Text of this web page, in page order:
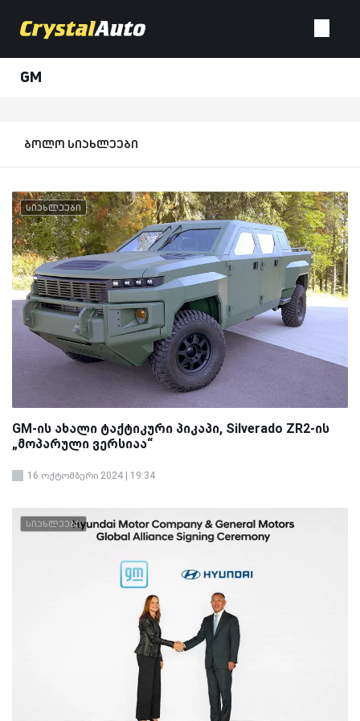
GM
ბოლო სიახლეები
სიახლეები
GM-ის ახალი ტაქტიკური პიკაპი, Silverado ZR2-ის
„მოპარული ვერსიაა“
16 ოქტომბერი 2024 | 19:34
სიახლეები